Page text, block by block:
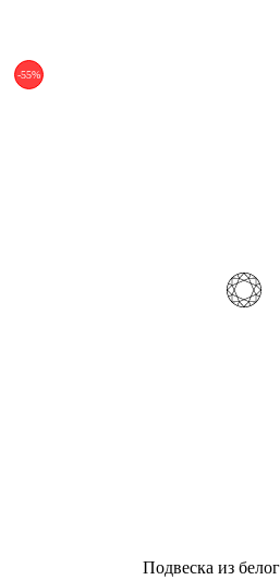
-55%
Подвеска из